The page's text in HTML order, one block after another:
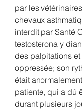
par les
chevaux
interdit par Santé
testosterona y
des palpitations et
oppressée; son
était
patiente, qui a dû
durant plusieurs